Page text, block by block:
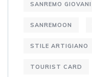
SANREMO GIOVANI
SANREMOON
STILE ARTIGIANO
TOURIST CARD